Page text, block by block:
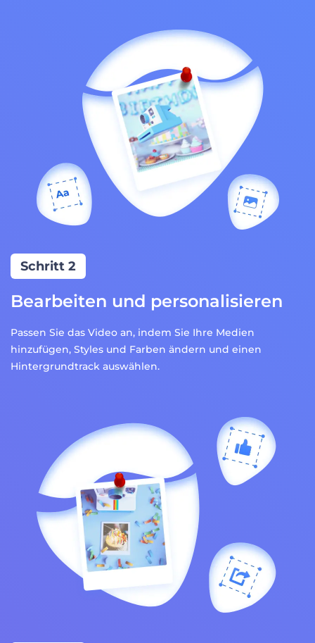
Schritt 2
Bearbeiten und personalisieren
Passen Sie das Video an, indem Sie Ihre Medien
hinzufügen, Styles und Farben ändern und einen
Hintergrundtrack auswählen.